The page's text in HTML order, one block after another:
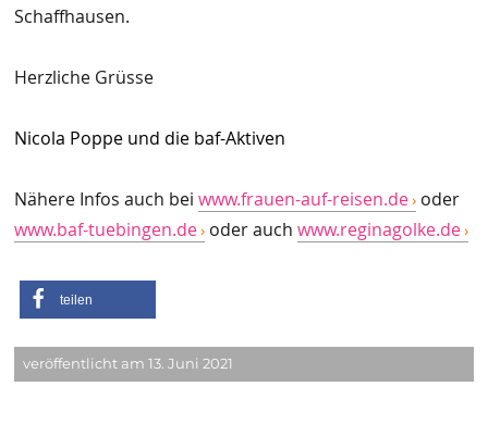
Schaffhausen.
Herzliche Grüsse
Nicola Poppe und die baf-Aktiven
Nähere Infos auch beiwww.frauen-auf-reisen.de oder
www.baf-tuebingen.de oder auchwww.reginagolke.de
teilen
veröffentlicht am 13. Juni 2021